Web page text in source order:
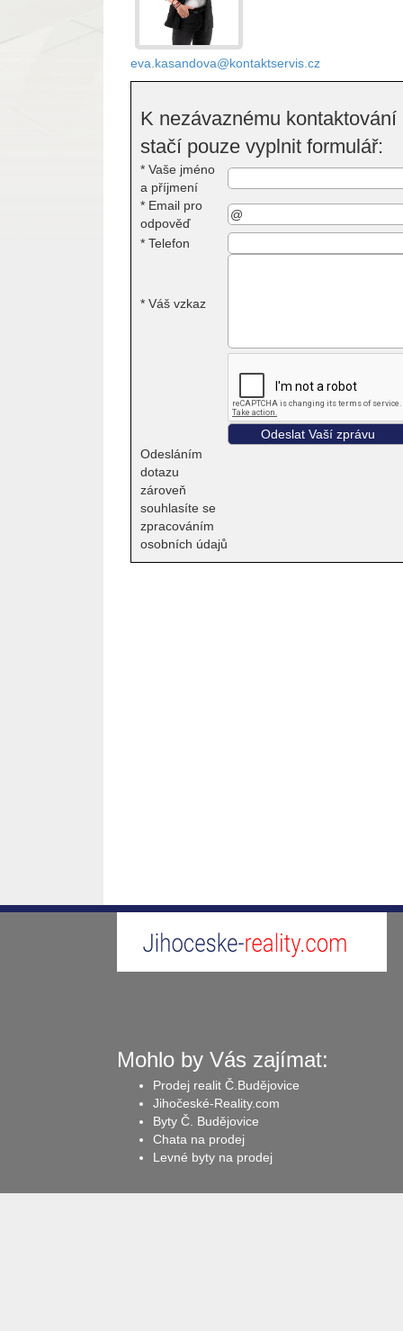
eva.kasandova@kontaktservis.cz
K nezávaznému kontaktování
stačí pouze vyplnit formulář:
* Vaše jméno
a příjmení
* Email pro
odpověď
* Telefon
* Váš vzkaz
Odesláním
dotazu
zároveň
souhlasíte se
zpracováním
osobních údajů
Mohlo by Vás zajímat:
Prodej realit Č.Budějovice
Jihočeské-Reality.com
Byty Č. Budějovice
Chata na prodej
Levné byty na prodej